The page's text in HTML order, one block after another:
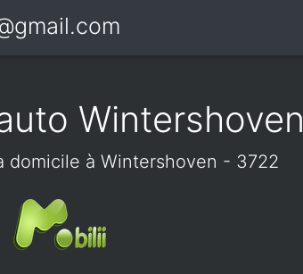
Wintershoven
domicile à Wintershoven - 3722